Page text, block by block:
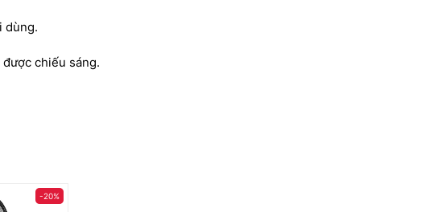
dùng.
chiếu sáng.
-20%